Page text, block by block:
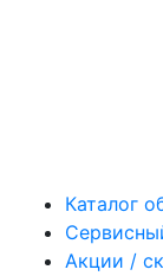
Каталог
Акции /